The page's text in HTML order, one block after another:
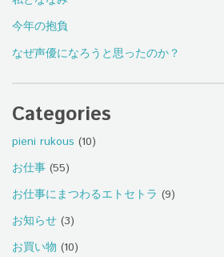
今年の抱負
なぜ声優になろうと思ったのか？
Categories
pieni rukous (10)
お仕事 (55)
お仕事にまつわるエトセトラ (9)
お知らせ (3)
お買い物 (10)